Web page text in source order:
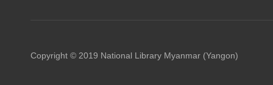
Copyright © 2019 National Library Myanmar (Yangon)